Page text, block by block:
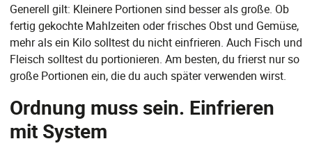
Generell gilt: Kleinere Portionen sind besser als große. Ob
fertig gekochte Mahlzeiten oder frisches Obst und Gemüse,
mehr als ein Kilo solltest du nicht einfrieren. Auch Fisch und
Fleisch solltest du portionieren. Am besten, du frierst nur so
große Portionen ein, die du auch später verwenden wirst.
Ordnung muss sein. Einfrieren
mit System